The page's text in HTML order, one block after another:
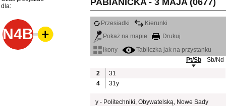
PABIANICKA - 3 MAJA (0677)
dla:
N4B
Przesiadki
Kierunki
Pokaż na mapie
Drukuj
ikony
Tabliczka jak na przystanku
Pt/Sb
Sb/Nd
2
31
4
31y
y - Politechniki, Obywatelską, Nowe Sady